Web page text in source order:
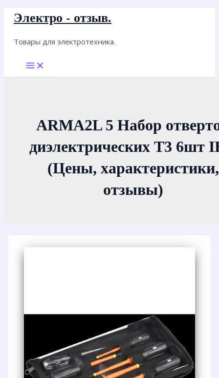
Перейти
содержимому
Электро - отзыв.
Товары для электротехника.
Main
Menu
ARMA2L 5 Набор
диэлектрических Т3 6шт
(Цены, характеристики,
отзывы)